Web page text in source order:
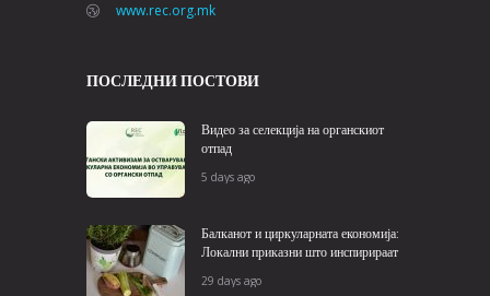
www.rec.org.mk
ПОСЛЕДНИ ПОСТОВИ
Видео за селекција на органскиот
отпад
5 days ago
Балканот и циркуларната економија:
Локални приказни што инспирираат
29 days ago